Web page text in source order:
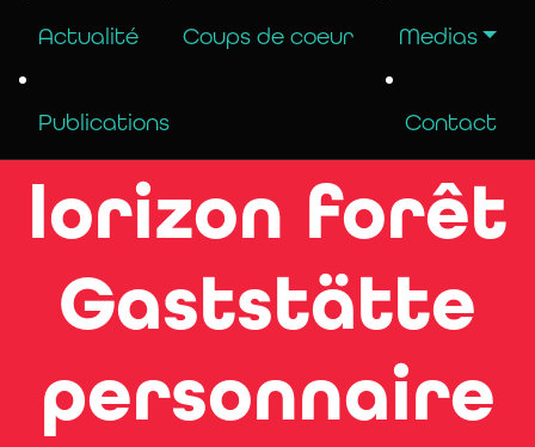
Actualité Coups de coeur Medias
Publications Contact
divorcé", et
l'île Passions
lorizon forêt
Gaststätte
personnaire